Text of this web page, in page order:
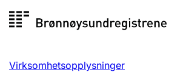
til
Registersøk
Aksjeselskap
Virksomhetsopplysninger